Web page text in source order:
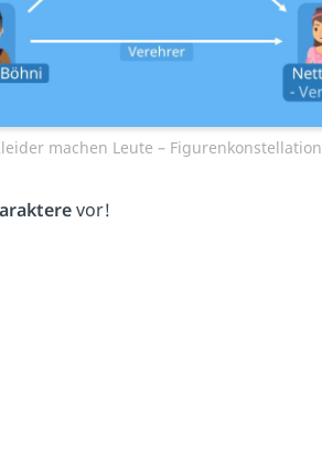
machen Leute – Figurenkonstellation
vor!